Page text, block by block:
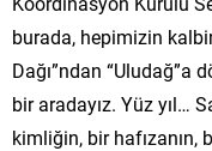
burada, hepimizin
Dağı”ndan “Uludağ”a
bir aradayız. Yüz yıl…
kimliğin, bir hafızanın,